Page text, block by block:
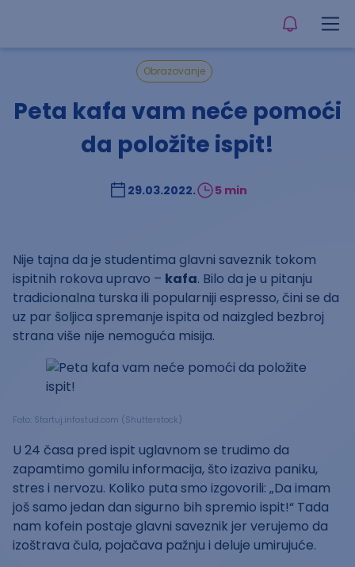
Obrazovanje
Peta kafa vam neće pomoći
da položite ispit!
29.03.2022. 5 min
Nije tajna da je studentima glavni saveznik tokom
ispitnih rokova upravo – kafa. Bilo da je u pitanju
tradicionalna turska ili popularniji espresso, čini se da
uz par šoljica spremanje ispita od naizgled bezbroj
strana više nije nemoguća misija.
Foto: Startuj.infostud.com (Shutterstock)
U 24 časa pred ispit uglavnom se trudimo da
zapamtimo gomilu informacija, što izaziva paniku,
stres i nervozu. Koliko puta smo izgovorili: „Da imam
još samo jedan dan sigurno bih spremio ispit!“ Tada
nam kofein postaje glavni saveznik jer verujemo da
izoštrava čula, pojačava pažnju i deluje umirujuće.